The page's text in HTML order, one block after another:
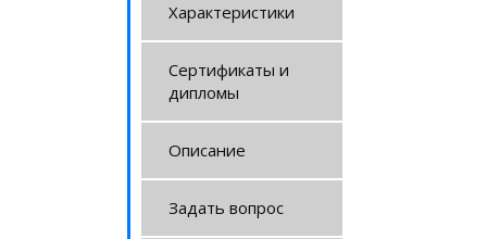
Характеристики
Сертификаты и
дипломы
Описание
Задать вопрос